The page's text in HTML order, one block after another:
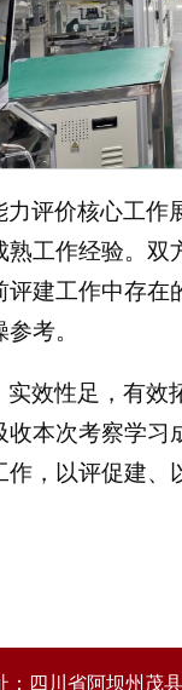
评价核心工
工作经验。
建工作中存
考。
效性足，有
本次考察学
，以评促建
：四川省阿坝州茂